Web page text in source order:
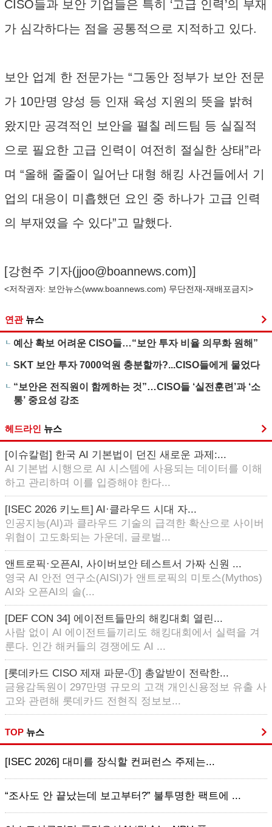
CISO들과 보안 기업들은 특히 ‘고급 인력’의 부재
가 심각하다는 점을 공통적으로 지적하고 있다.
보안 업계 한 전문가는 “그동안 정부가 보안 전문
가 10만명 양성 등 인재 육성 지원의 뜻을 밝혀
왔지만 공격적인 보안을 펼칠 레드팀 등 실질적
으로 필요한 고급 인력이 여전히 절실한 상태”라
며 “올해 줄줄이 일어난 대형 해킹 사건들에서 기
업의 대응이 미흡했던 요인 중 하나가 고급 인력
의 부재였을 수 있다”고 말했다.
[강현주 기자(jjoo@boannews.com)]
<저작권자: 보안뉴스(www.boannews.com) 무단전재-재배포금지>
연관 뉴스
예산 확보 어려운 CISO들…“보안 투자 비율 의무화 원해”
SKT 보안 투자 7000억원 충분할까?...CISO들에게 물었다
“보안은 전직원이 함께하는 것”…CISO들 ‘실전훈련’과 ‘소
통’ 중요성 강조
헤드라인 뉴스
[이슈칼럼] 한국 AI 기본법이 던진 새로운 과제:...
AI 기본법 시행으로 AI 시스템에 사용되는 데이터를 이해
하고 관리하며 이를 입증해야 한다...
[ISEC 2026 키노트] AI·클라우드 시대 자...
인공지능(AI)과 클라우드 기술의 급격한 확산으로 사이버
위협이 고도화되는 가운데, 글로벌...
앤트로픽·오픈AI, 사이버보안 테스트서 가짜 신원 ...
영국 AI 안전 연구소(AISI)가 앤트로픽의 미토스(Mythos)
AI와 오픈AI의 솔(...
[DEF CON 34] 에이전트들만의 해킹대회 열린...
사람 없이 AI 에이전트들끼리도 해킹대회에서 실력을 겨
룬다. 인간 해커들의 경쟁에도 AI ...
[롯데카드 CISO 제재 파문-①] 총알받이 전락한...
금융감독원이 297만명 규모의 고객 개인신용정보 유출 사
고와 관련해 롯데카드 전현직 정보보...
TOP 뉴스
[ISEC 2026] 대미를 장식할 컨퍼런스 주제는...
“조사도 안 끝났는데 보고부터?” 불투명한 팩트에 ...